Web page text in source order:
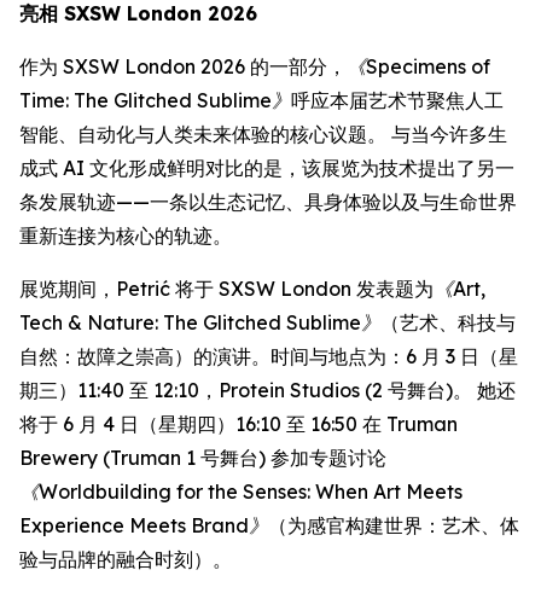
亮相 SXSW London 2026
作为 SXSW London 2026 的一部分，
《Specimens of
Time: The Glitched Sublime》 呼应本届艺术节聚焦人工
智能、自动化与人类未来体验的核心议题。 与当今许多生
成式 AI 文化形成鲜明对比的是，该展览为技术提出了另一
条发展轨迹——一条以生态记忆、具身体验以及与生命世界
重新连接为核心的轨迹。
展览期间，Petrić 将于 SXSW London 发表题为 《Art,
Tech & Nature: The Glitched Sublime》
（艺术、科技与
自然：故障之崇高）的演讲。时间与地点为：6 月 3 日（星
期三）11:40 至 12:10，Protein Studios (2 号舞台)。 她还
将于 6 月 4 日（星期四）16:10 至 16:50 在 Truman
Brewery (Truman 1 号舞台) 参加专题讨论
《Worldbuilding for the Senses: When Art Meets
Experience Meets Brand》
（为感官构建世界：艺术、体
验与品牌的融合时刻）。